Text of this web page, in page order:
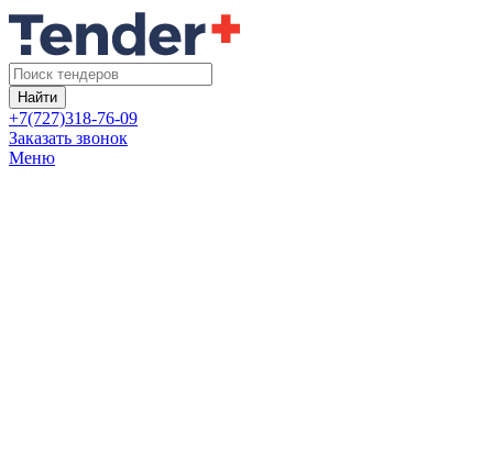
Найти
+7(727)318-76-09
Заказать звонок
Меню